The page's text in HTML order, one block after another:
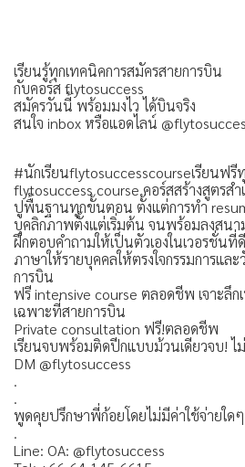
เรียนรู้ทุกเทคนิคการสมัครสายการบิน
กับคอร์ส flytosuccess
สมัครวันนี้ พร้อมมงไว ได้บินจริง
สนใจ inbox หรือแอดไลน์
#นักเรียนflytosuccesscourseเรียนฟ
flytosuccess course คอร์สสร้างสูตรสำ
ปูพื้นฐานทุกขั้นตอน ตั้งแต่การทำ
บุคลิกภาพตั้งแต่เริ่มต้น จนพร้อมลงสนา
ฝึกตอบคำถามให้เป็นตัวเองในเวอรชั่นที่
ภาษาให้รายบุคคลให้ตรงใจกรรมการแล
การบิน
ฟรี intensive course ตลอดชีพ เจาะลึ
เฉพาะที่สายการบิน
Private consultation ฟรี!ตลอดชีพ
เรียนจบพร้อมติดปีกแบบม้วนเดียวจบ! ไ
DM @flytosuccess
.
.
พูดคุยปรึกษาพี่ก้อยโดยไม่มีค่าใช้จ่ายใด
.
Line: OA: @flytosuccess